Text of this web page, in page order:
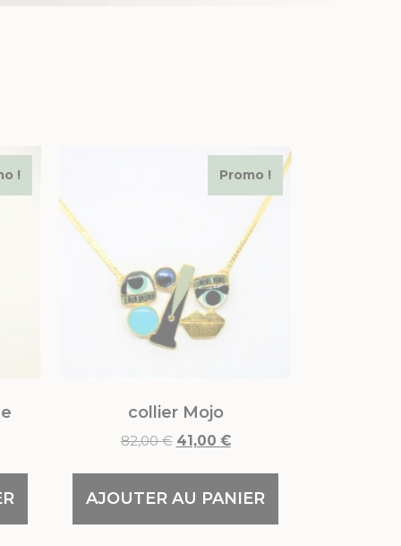
! Promo !
collier Mojo
82,00€ 41,00 €
AJOUTER AU PANIER